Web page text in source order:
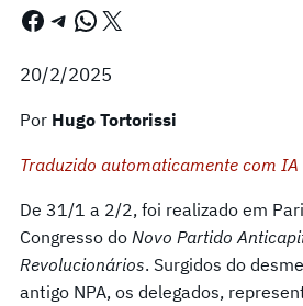
Facebook Telegram WhatsApp X
20/2/2025
Por Hugo Tortorissi
Traduzido automaticamente com IA
De 31/1 a 2/2, foi realizado em
Congresso do Novo Partido
Revolucionários. Surgidos do
antigo NPA, os delegados,